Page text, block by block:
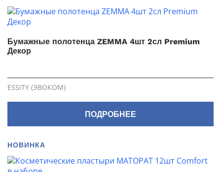
Бумажные полотенца ZEMMA 4шт 2сл Premium
Декор
ESSITY (ЭВОКОМ)
ПОДРОБНЕЕ
НОВИНКА